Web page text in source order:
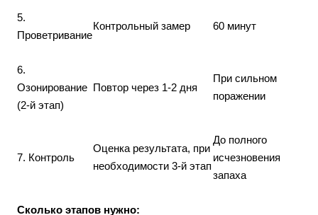
5.
Проветривание
Контрольный замер 60 минут
6.
Озонирование
(2-й этап)
Повтор через 1-2 дня
При сильном
поражении
7. Контроль
Оценка результата, при
необходимости 3-й этап
До полного
исчезновения
запаха
Сколько этапов нужно: